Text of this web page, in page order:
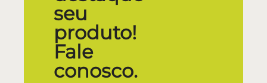
seu
produto!
Fale
conosco.